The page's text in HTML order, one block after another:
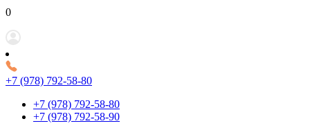
0Р
+7 (978) 792-58-80
+7 (978) 792-58-80
+7 (978) 792-58-90